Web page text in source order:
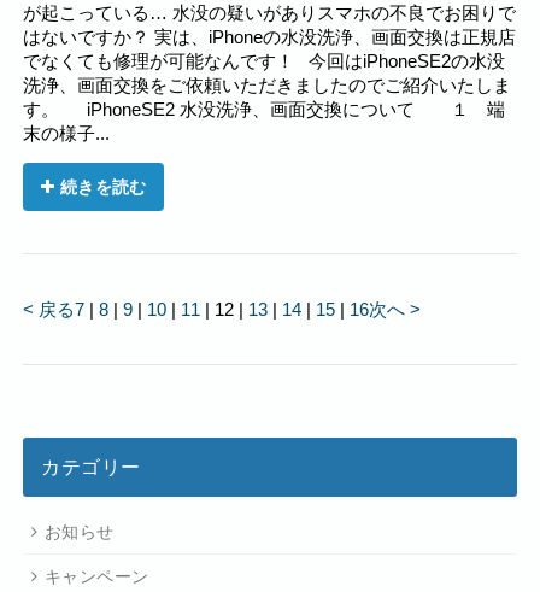
が起こっている… 水没の疑いがありスマホの不良でお困りで
はないですか？ 実は、iPhoneの水没洗浄、画面交換は正規店
でなくても修理が可能なんです！ 今回はiPhoneSE2の水没
洗浄、画面交換をご依頼いただきましたのでご紹介いたしま
す。 iPhoneSE2 水没洗浄、画面交換について １ 端
末の様子...
続きを読む
< 戻る7 |8 |9 | 10 | 11 | 12 | 13 | 14 | 15 | 16次へ >
カテゴリー
お知らせ
キャンペーン